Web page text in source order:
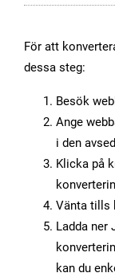
För att
dessa steg:
Besök
Ange
i den
Klicka på
Vänta tills
Ladda ner
kan du